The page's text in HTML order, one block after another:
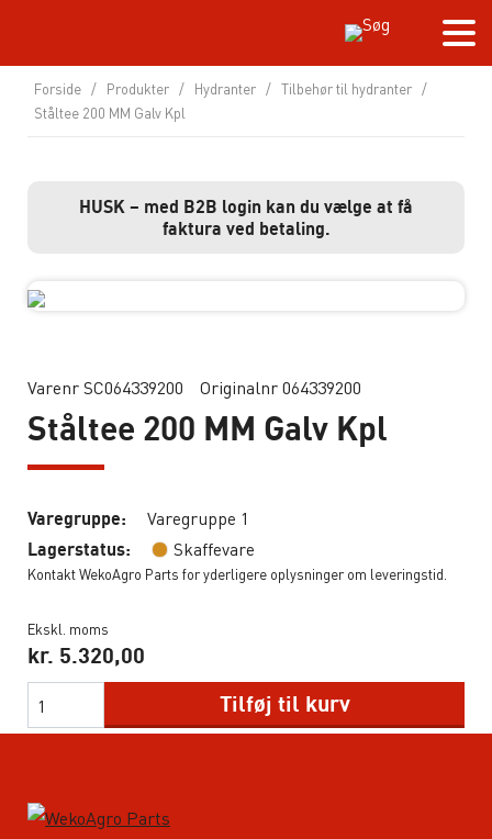
Forside / Produkter / Hydranter / Tilbehør til hydranter /
Ståltee 200 MM Galv Kpl
HUSK – med B2B login kan du vælge at få
faktura ved betaling.
Varenr SC064339200 Originalnr 064339200
Ståltee 200 MM Galv Kpl
Varegruppe: Varegruppe 1
Lagerstatus: Skaffevare
Kontakt WekoAgro Parts for yderligere oplysninger om leveringstid.
Ekskl. moms
kr. 5.320,00
Tilføj til kurv